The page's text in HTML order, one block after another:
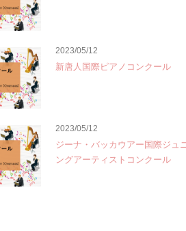
2023/05/12
新唐人国際ピアノコンクール
2023/05/12
ジーナ・バッカウアー国際ジュ
ングアーティストコンクール